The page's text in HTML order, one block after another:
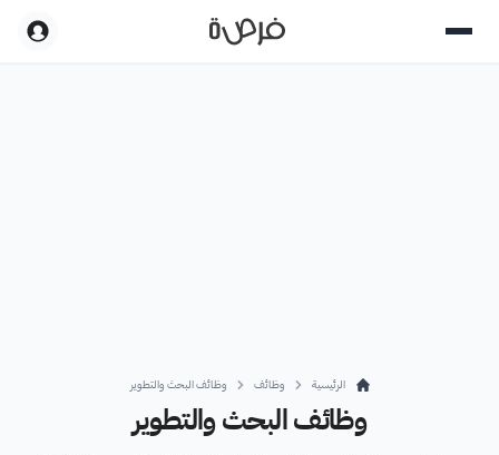
الرئيسية وظائف وظائف البحث والتطوير
وظائف البحث والتطوير